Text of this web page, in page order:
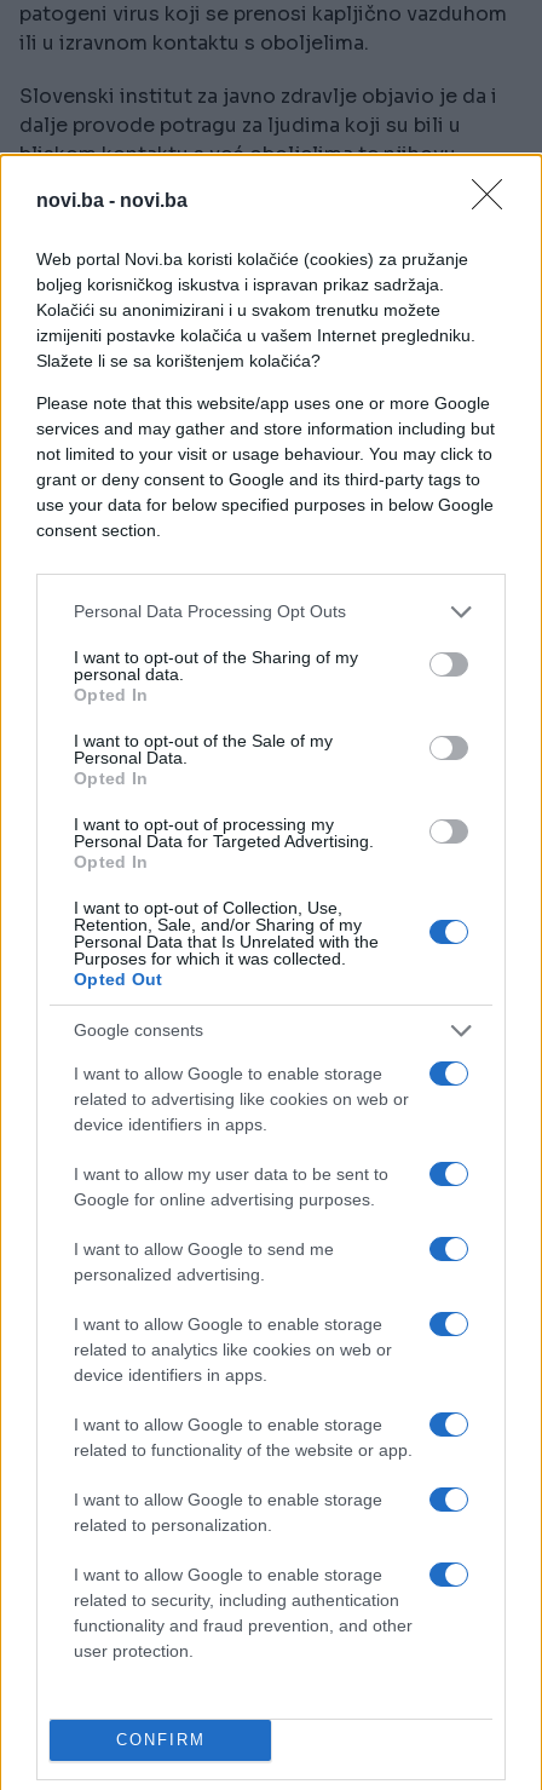
novi.ba - novi.ba
Web portal Novi.ba koristi kolačiće (cookies) za pružanje
boljeg korisničkog iskustva i ispravan prikaz sadržaja.
Kolačići su anonimizirani i u svakom trenutku možete
izmijeniti postavke kolačića u vašem Internet pregledniku.
Slažete li se sa korištenjem kolačića?
Please note that this website/app uses one or more Google
services and may gather and store information including but
not limited to your visit or usage behaviour. You may click to
grant or deny consent to Google and its third-party tags to
use your data for below specified purposes in below Google
consent section.
Personal Data Processing Opt Outs
I want to opt-out of the Sharing of my
personal data.
Opted In
I want to opt-out of the Sale of my
Personal Data.
Opted In
I want to opt-out of processing my
Personal Data for Targeted Advertising.
Opted In
I want to opt-out of Collection, Use,
Retention, Sale, and/or Sharing of my
Personal Data that Is Unrelated with the
Purposes for which it was collected.
Opted Out
Google consents
I want to allow Google to enable storage
related to advertising like cookies on web or
device identifiers in apps.
I want to allow my user data to be sent to
Google for online advertising purposes.
I want to allow Google to send me
personalized advertising.
I want to allow Google to enable storage
related to analytics like cookies on web or
device identifiers in apps.
I want to allow Google to enable storage
related to functionality of the website or app.
I want to allow Google to enable storage
related to personalization.
I want to allow Google to enable storage
related to security, including authentication
functionality and fraud prevention, and other
user protection.
CONFIRM
patogeni virus koji se prenosi kapljično vazduhom
ili u izravnom kontaktu s oboljelima.
Slovenski institut za javno zdravlje objavio je da i
dalje provode potragu za ljudima koji su bili u
bliskom kontaktu s već oboljelima te njihovu
najveći rizik za zarazu ospicama imaju osobe koje
nisu već preboljele ospice, a rođene su poslije
1960. godine i nisu bile vakcinisane ili su
vakcinisane nepotpuno. Takve se osobe moraju
zaraze. Obvezno vakcinisanje protiv ospica je
uvedeno 1968. godine, a udio vakciniranih u
ukupnoj populaciji je visok.